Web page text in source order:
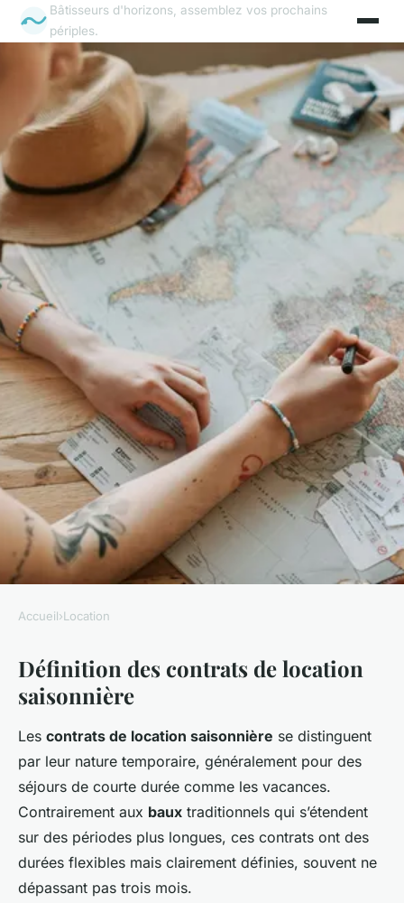
Bâtisseurs d'horizons, assemblez vos prochains
périples.
Les contrats de location
saisonnière : ce que vous
devez savoir
Élise •11 mars 2025 7 min de lecture
Accueil›Location
Définition des contrats de location
saisonnière
Les contrats de location saisonnière se distinguent
par leur nature temporaire, généralement pour des
séjours de courte durée comme les vacances.
Contrairement aux baux traditionnels qui s’étendent
sur des périodes plus longues, ces contrats ont des
durées flexibles mais clairement définies, souvent ne
dépassant pas trois mois.